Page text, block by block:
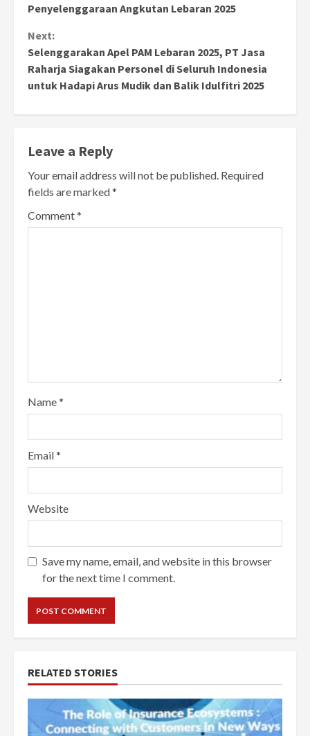
Penyelenggaraan Angkutan Lebaran 2025
Next:
Selenggarakan Apel PAM Lebaran 2025, PT Jasa
Raharja Siagakan Personel di Seluruh Indonesia
untuk Hadapi Arus Mudik dan Balik Idulfitri 2025
Leave a Reply
Your email address will not be published. Required
fields are marked*
Comment*
Name*
Email*
Website
Save my name, email, and website in this browser
for the next time I comment.
RELATED STORIES